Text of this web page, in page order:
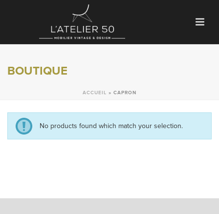
BOUTIQUE
ACCUEIL » CAPRON
No products found which match your selection.